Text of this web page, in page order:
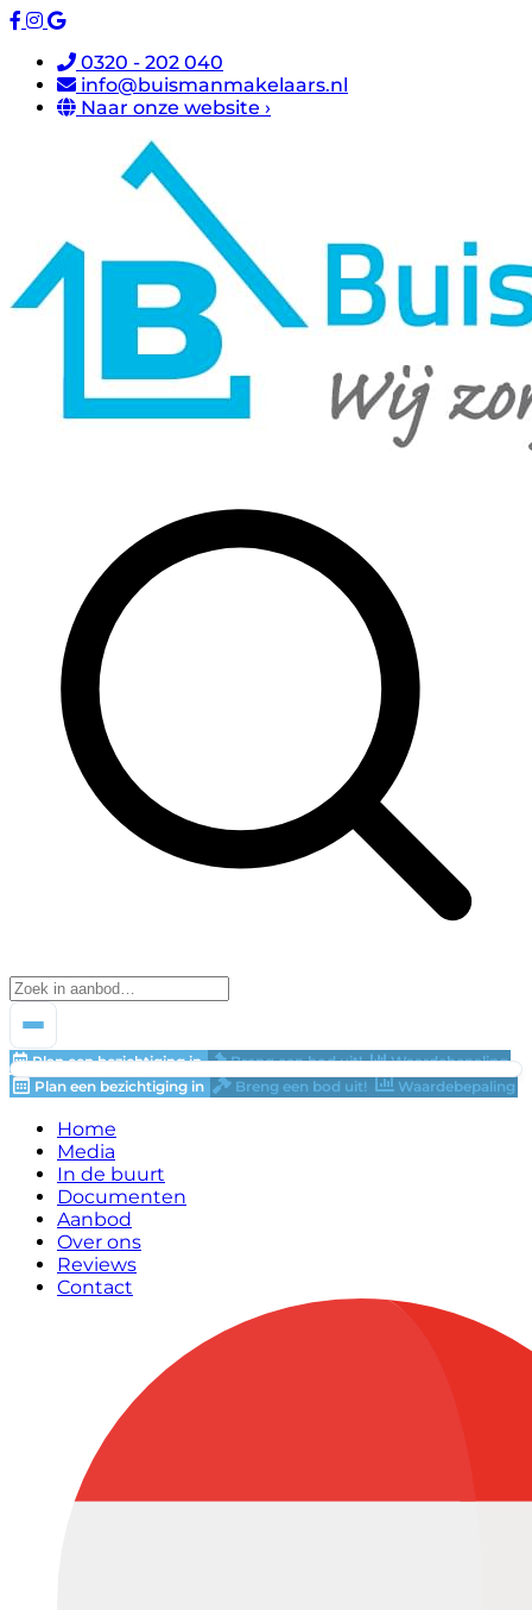
0320 - 202 040
info@buismanmakelaars.nl
Naar onze website ›
Plan een bezichtiging in Breng een bod uit!
Waardebepaling
Plan een bezichtiging in
Breng een bod uit! Waardebepaling
Home
Media
In de buurt
Documenten
Aanbod
Over ons
Reviews
Contact